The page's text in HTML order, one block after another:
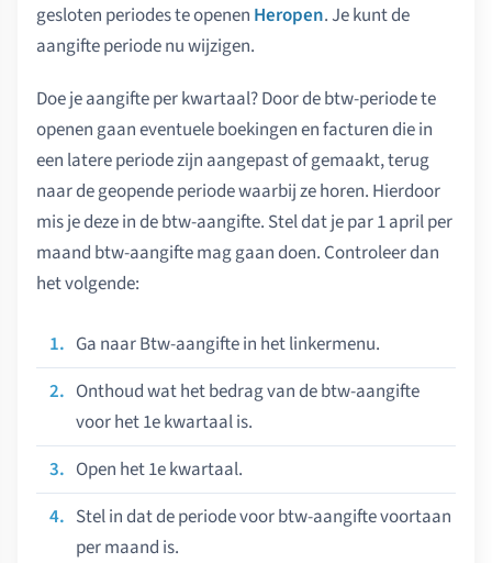
gesloten periodes te openen Heropen. Je kunt de
aangifte periode nu wijzigen.
Doe je aangifte per kwartaal? Door de btw-periode te
openen gaan eventuele boekingen en facturen die in
een latere periode zijn aangepast of gemaakt, terug
naar de geopende periode waarbij ze horen. Hierdoor
mis je deze in de btw-aangifte. Stel dat je par 1 april per
maand btw-aangifte mag gaan doen. Controleer dan
het volgende:
Ga naar Btw-aangifte in het linkermenu.
Onthoud wat het bedrag van de btw-aangifte
voor het 1e kwartaal is.
Open het 1e kwartaal.
Stel in dat de periode voor btw-aangifte voortaan
per maand is.